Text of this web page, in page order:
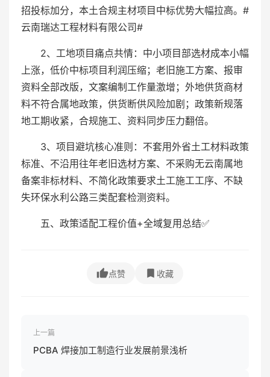
招投标加分，本土合规主材项目中标优势大幅拉高。#
云南瑞达工程材料有限公司#
2、工地项目痛点共情：中小项目部选材成本小幅
上涨，低价中标项目利润压缩；老旧施工方案、报审
资料全部改版，文案编制工作量激增；外地供货商材
料不符合属地政策，供货断供风险加剧；政策新规落
地工期收紧，合规施工、资料同步压力翻倍。
3、项目避坑核心准则：不套用外省土工材料政策
标准、不沿用往年老旧选材方案、不采购无云南属地
备案非标材料、不简化政策要求土工施工工序、不缺
失环保水利公路三类配套检测资料。
五、政策适配工程价值+全域复用总结✅
点赞 收藏
上一篇
PCBA 焊接加工制造行业发展前景浅析